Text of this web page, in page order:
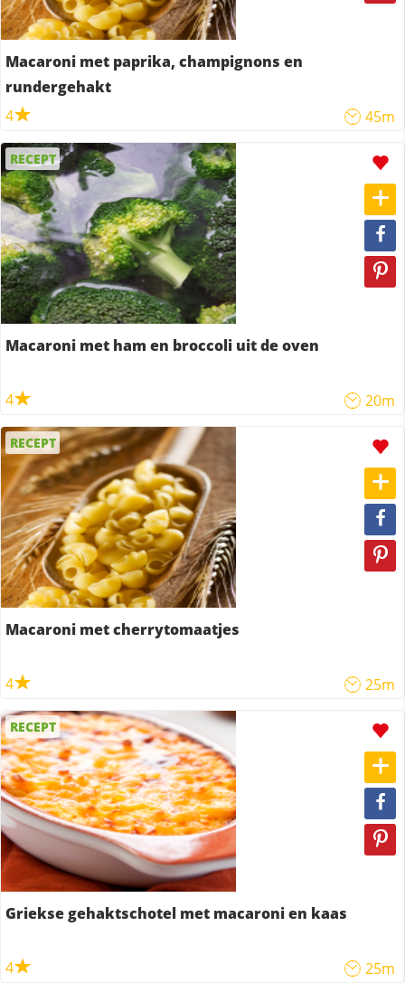
Macaroni met paprika, champignons en
rundergehakt
4
45m
RECEPT
Macaroni met ham en broccoli uit de oven
4 20m
RECEPT
Macaroni met cherrytomaatjes
4 25m
RECEPT
Griekse gehaktschotel met macaroni en kaas
4 25m